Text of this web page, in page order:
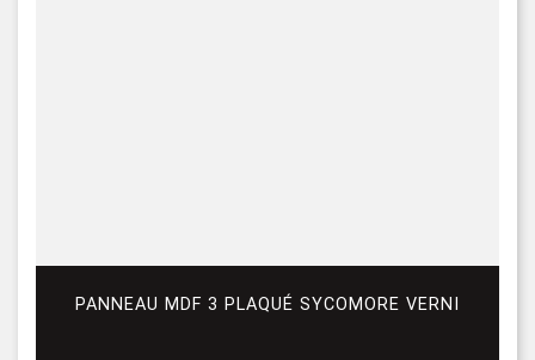
PANNEAU MDF 3 PLAQUÉ SYCOMORE VERNI